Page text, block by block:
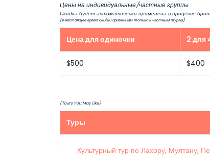
Цены на индивидуальные/частные группы
Скидка будет автоматически применена в процессе
(в настоящее время скидки применимы только к частным турам)
Цена для одиночки 2 для
$500 $400
(Tours You May Like)
Туры
Культурный тур по Лахору, Мултану,